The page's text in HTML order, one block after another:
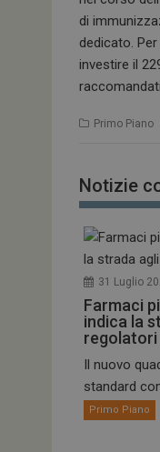
di
dedicato.
investire il
Primo Piano
Notizie
31 Luglio
Farmaci
indica la
regolatori
Il nuovo
standard
Primo Piano